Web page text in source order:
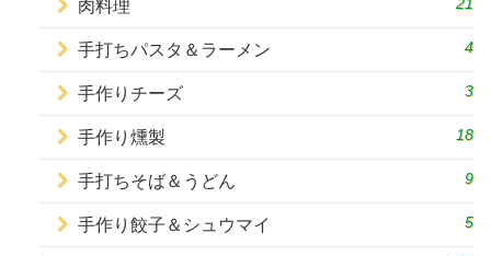
肉料理 21
手打ちパスタ＆ラーメン 4
手作りチーズ 3
手作り燻製 18
手打ちそば＆うどん 9
手作り餃子＆シュウマイ 5